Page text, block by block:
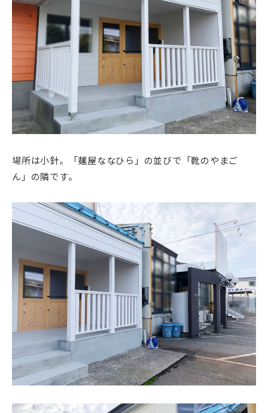
場所は小針。「麺屋ななひら」の並びで「靴のやまご
ん」の隣です。